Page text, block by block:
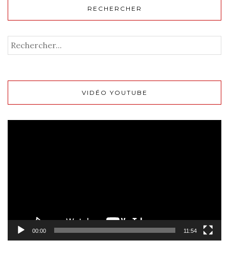
RECHERCHER
VIDÉO YOUTUBE
00:00 11:54